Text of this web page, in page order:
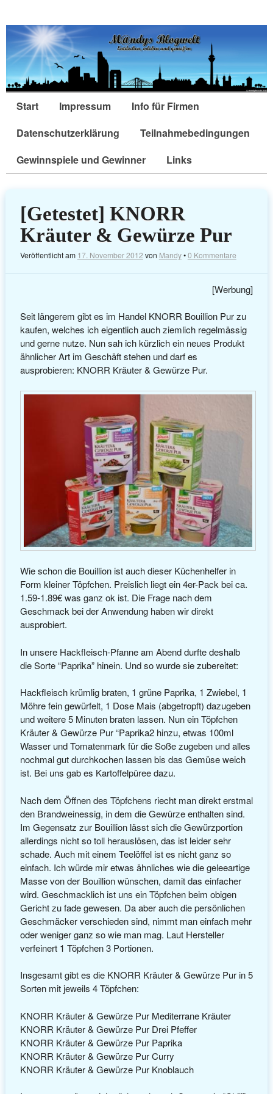
Start Impressum
Info für Firmen
Datenschutzerklärung
Teilnahmebedingungen
Gewinnspiele und Gewinner
Links
[Getestet] KNORR
Kräuter & Gewürze Pur
Veröffentlicht am 17. November 2012 von Mandy•0 Kommentare
[Werbung]
Seit längerem gibt es im Handel KNORR Bouillion Pur zu
kaufen, welches ich eigentlich auch ziemlich regelmässig
und gerne nutze. Nun sah ich kürzlich ein neues Produkt
ähnlicher Art im Geschäft stehen und darf es
ausprobieren: KNORR Kräuter & Gewürze Pur.
Wie schon die Bouillion ist auch dieser Küchenhelfer in
Form kleiner Töpfchen. Preislich liegt ein 4er-Pack bei ca.
1.59-1.89€ was ganz ok ist. Die Frage nach dem
Geschmack bei der Anwendung haben wir direkt
ausprobiert.
In unsere Hackfleisch-Pfanne am Abend durfte deshalb
die Sorte “Paprika” hinein. Und so wurde sie zubereitet:
Hackfleisch krümlig braten, 1 grüne Paprika, 1 Zwiebel, 1
Möhre fein gewürfelt, 1 Dose Mais (abgetropft) dazugeben
und weitere 5 Minuten braten lassen. Nun ein Töpfchen
Kräuter & Gewürze Pur “Paprika2 hinzu, etwas 100ml
Wasser und Tomatenmark für die Soße zugeben und alles
nochmal gut durchkochen lassen bis das Gemüse weich
ist. Bei uns gab es Kartoffelpüree dazu.
Nach dem Öffnen des Töpfchens riecht man direkt erstmal
den Brandweinessig, in dem die Gewürze enthalten sind.
Im Gegensatz zur Bouillion lässt sich die Gewürzportion
allerdings nicht so toll herauslösen, das ist leider sehr
schade. Auch mit einem Teelöffel ist es nicht ganz so
einfach. Ich würde mir etwas ähnliches wie die geleeartige
Masse von der Bouillion wünschen, damit das einfacher
wird. Geschmacklich ist uns ein Töpfchen beim obigen
Gericht zu fade gewesen. Da aber auch die persönlichen
Geschmäcker verschieden sind, nimmt man einfach mehr
oder weniger ganz so wie man mag. Laut Hersteller
verfeinert 1 Töpfchen 3 Portionen.
Insgesamt gibt es die KNORR Kräuter & Gewürze Pur in 5
Sorten mit jeweils 4 Töpfchen:
KNORR Kräuter & Gewürze Pur Mediterrane Kräuter
KNORR Kräuter & Gewürze Pur Drei Pfeffer
KNORR Kräuter & Gewürze Pur Paprika
KNORR Kräuter & Gewürze Pur Curry
KNORR Kräuter & Gewürze Pur Knoblauch